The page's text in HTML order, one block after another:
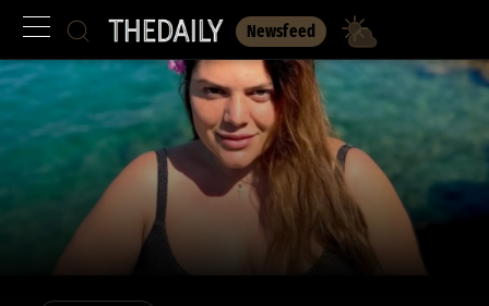
Newsfeed